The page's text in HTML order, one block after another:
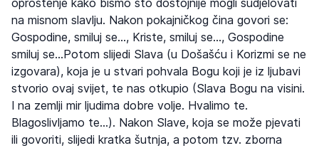
oproštenje kako bismo što dostojnije mogli sudjelovati
na misnom slavlju. Nakon pokajničkog čina govori se:
Gospodine, smiluj se…, Kriste, smiluj se…, Gospodine
smiluj se…Potom slijedi Slava (u Došašću i Korizmi se ne
izgovara), koja je u stvari pohvala Bogu koji je iz ljubavi
stvorio ovaj svijet, te nas otkupio (Slava Bogu na visini.
I na zemlji mir ljudima dobre volje. Hvalimo te.
Blagoslivljamo te…). Nakon Slave, koja se može pjevati
ili govoriti, slijedi kratka šutnja, a potom tzv. zborna